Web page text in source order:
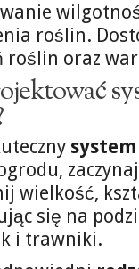
roślin.
roślin oraz
wielkość,
się na
i trawniki.